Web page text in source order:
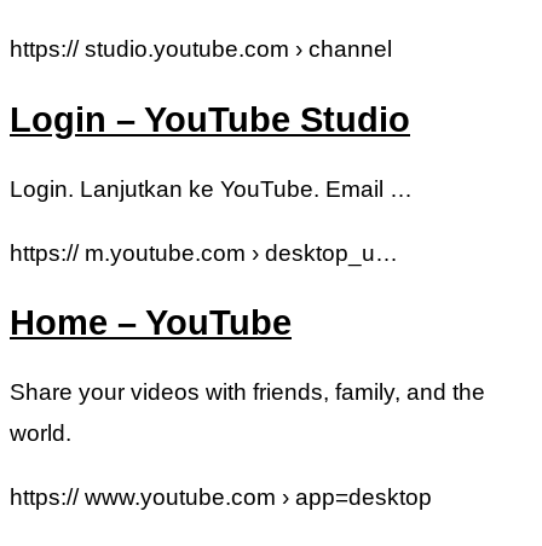
https:// studio.youtube.com › channel
Login – YouTube Studio
Login. Lanjutkan ke YouTube. Email …
https:// m.youtube.com › desktop_u…
Home – YouTube
Share your videos with friends, family, and the
world.
https:// www.youtube.com › app=desktop